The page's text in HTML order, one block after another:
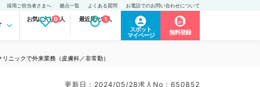
採用ご担当者さまへ 拠点一覧 よくある質問 お電話でのお問い合わせについて
お気に入り求人
0 最近見た求人
1
スポット
マイページ
無料登録
ニックで外来業務（皮膚科／非常勤）
更新日 : 2024/05/28求人No : 650852